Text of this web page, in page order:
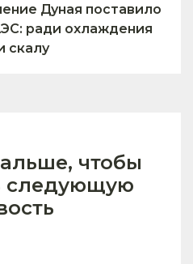
Дуная поставило
ради охлаждения
скалу
чтобы
следующую